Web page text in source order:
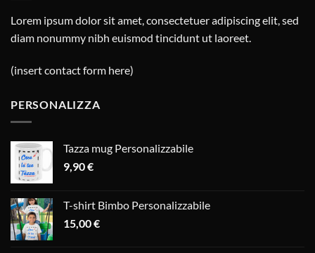
Lorem ipsum dolor sit amet, consectetuer adipiscing elit, sed
diam nonummy nibh euismod tincidunt ut laoreet.
(insert contact form here)
PERSONALIZZA
Tazza mug Personalizzabile
9,90€
T-shirt Bimbo Personalizzabile
15,00€